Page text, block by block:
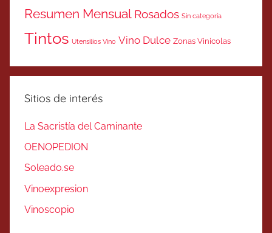
Resumen Mensual Rosados Sin categoría
Tintos Utensilios Vino Vino Dulce Zonas Vinicolas
Sitios de interés
La Sacristía del Caminante
OENOPEDION
Soleado.se
Vinoexpresion
Vinoscopio